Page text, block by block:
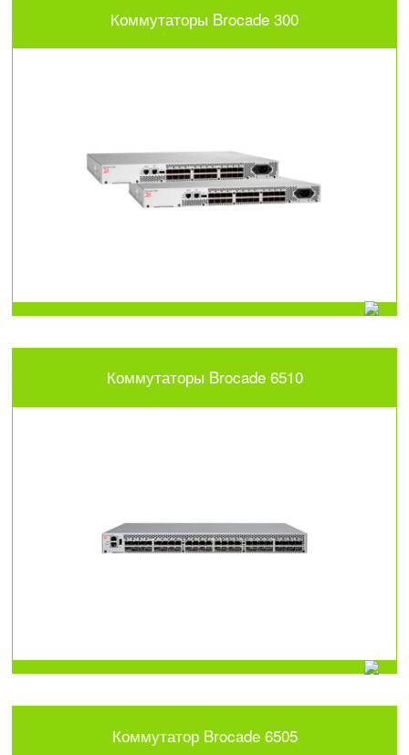
Коммутаторы Brocade 300
Коммутаторы Brocade 6510
Коммутатор Brocade 6505